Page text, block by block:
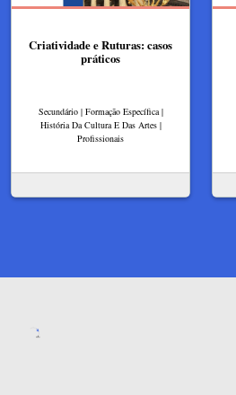
Criatividade e Ruturas: casos
práticos
Secundário | Formação Específica |
História Da Cultura E Das Artes |
Profissionais